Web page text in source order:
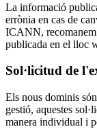
La informació
errònia en cas de
ICANN,
publicada en el lloc
Sol·licitud de
Els nous dominis
gestió, aquestes
manera individual i